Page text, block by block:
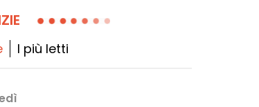
I più letti